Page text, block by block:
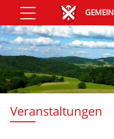
Veranstaltungen